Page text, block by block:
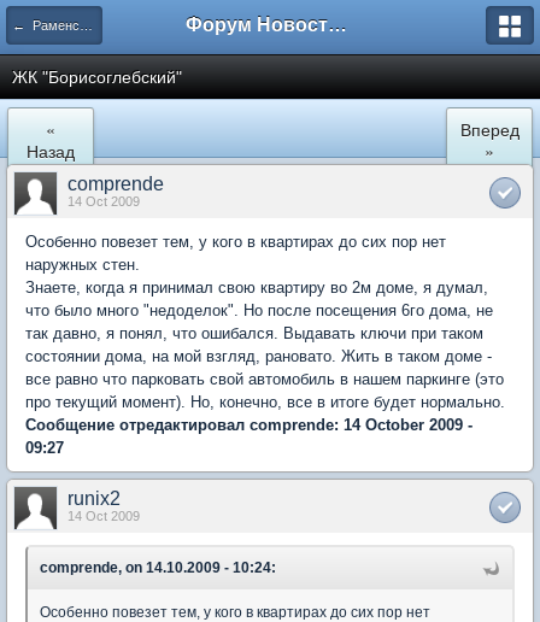
← Раменское Форум Новостройки
ЖК "Борисоглебский"
«
Назад
Вперед
»
comprende
14 Oct 2009
Особенно повезет тем, у кого в квартирах до сих пор нет
наружных стен.
Знаете, когда я принимал свою квартиру во 2м доме, я думал,
что было много "недоделок". Но после посещения 6го дома, не
так давно, я понял, что ошибался. Выдавать ключи при таком
состоянии дома, на мой взгляд, рановато. Жить в таком доме -
все равно что парковать свой автомобиль в нашем паркинге (это
про текущий момент). Но, конечно, все в итоге будет нормально.
Сообщение отредактировал comprende: 14 October 2009 -
09:27
runix2
14 Oct 2009
comprende, on 14.10.2009 - 10:24:
Особенно повезет тем, у кого в квартирах до сих пор нет